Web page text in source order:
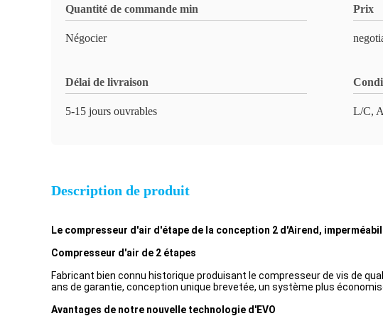
Quantité de commande min
Négocier
Prix
Délai de livraison
5-15 jours ouvrables L/C,
Description de produit
Le compresseur d'air d'étape de la conception 2 d'Airend,
Compresseur d'air de 2 étapes
Fabricant bien connu historique produisant le compresseur de vis de
ans de garantie, conception unique brevetée, un système plus
Avantages de notre nouvelle technologie d'EVO